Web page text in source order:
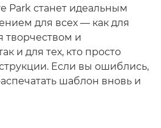
Park станет идеальным
для всех — как для
творчеством и
и для тех, кто просто
Если вы ошиблись,
шаблон вновь и